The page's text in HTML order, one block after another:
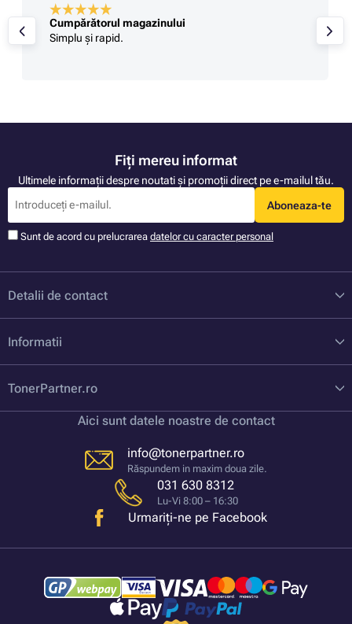
Cumpărătorul magazinului
Simplu și rapid.
Fiți mereu informat
Ultimele informații despre noutati și promoții direct pe e-mailul tău.
Aboneaza-te
Sunt de acord cu prelucrarea datelor cu caracter personal
Detalii de contact
Informatii
TonerPartner.ro
Aici sunt datele noastre de contact
info@tonerpartner.ro
Răspundem in maxim doua zile.
031 630 8312
Lu-Vi 8:00 – 16:30
Urmariți-ne pe Facebook